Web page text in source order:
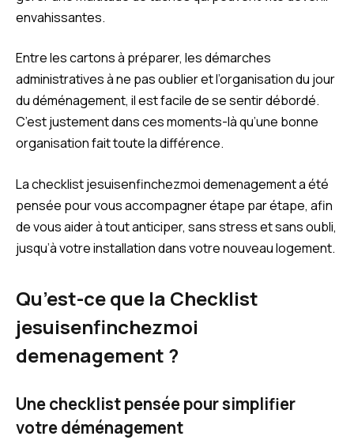
envahissantes.
Entre les cartons à préparer, les démarches
administratives à ne pas oublier et l’organisation du jour
du déménagement, il est facile de se sentir débordé.
C’est justement dans ces moments-là qu’une bonne
organisation fait toute la différence.
La checklist jesuisenfinchezmoi demenagement a été
pensée pour vous accompagner étape par étape, afin
de vous aider à tout anticiper, sans stress et sans oubli,
jusqu’à votre installation dans votre nouveau logement.
Qu’est-ce que la Checklist
jesuisenfinchezmoi
demenagement ?
Une checklist pensée pour simplifier
votre déménagement